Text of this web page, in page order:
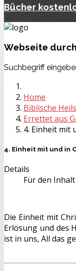
Bücher
Webseite
Suchbegriff
Home
Biblische
Errettet aus
4. Einheit mit
4. Einheit mit und in
Details
Für den
Die Einheit mit
Erlösung und des
ist in uns, All das